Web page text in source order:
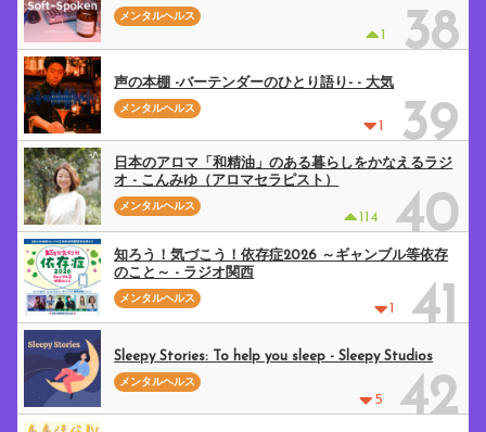
1 38
メンタルヘルス
1 39
声の本棚 -バーテンダーのひとり語り- - 大気
メンタルヘルス
114 40
日本のアロマ「和精油」のある暮らしをかなえるラジ
オ - こんみゆ（アロマセラピスト）
メンタルヘルス
1 41
知ろう！気づこう！依存症2026 ～ギャンブル等依存
のこと～ - ラジオ関西
メンタルヘルス
5 42
Sleepy Stories: To help you sleep - Sleepy Studios
メンタルヘルス